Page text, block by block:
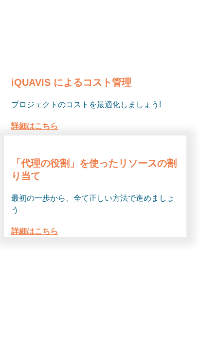
iQUAVIS によるコスト管理
プロジェクトのコストを最適化しましょう!
詳細はこちら
「代理の役割」を使ったリソースの割
り当て
最初の一歩から、全て正しい方法で進めましょ
う
詳細はこちら